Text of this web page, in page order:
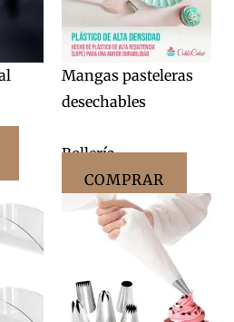
Mangas pasteleras
desechables
Bollería
COMPRAR